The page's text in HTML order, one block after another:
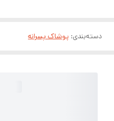
دسته‌بندی: پوشاک پسرانه